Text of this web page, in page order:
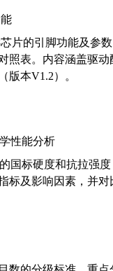
片的引脚功能及参
照表。内容涵盖驱
版本V1.2）。
性能分析
国标硬度和抗拉强度
标及影响因素，并